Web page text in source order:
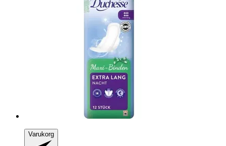
Varukorg